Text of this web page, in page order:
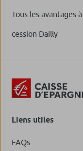
Tous les avantages
cession Dailly
Liens utiles
FAQs